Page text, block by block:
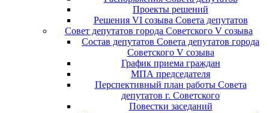
Проекты решений
Решения VI созыва Совета депутатов
Совет депутатов города Советского V созыва
Состав депутатов Совета депутатов города
Советского V созыва
График приема граждан
МПА председателя
Перспективный план работы Совета
депутатов г. Советского
Повестки заседаний